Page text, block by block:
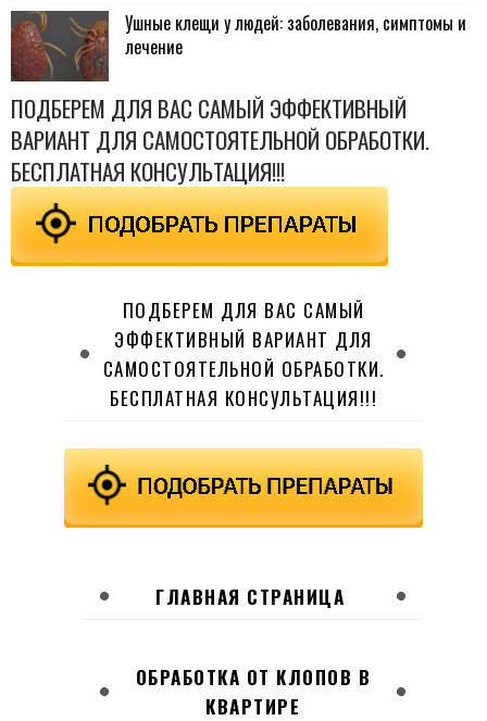
Ушные клещи у людей: заболевания, симптомы и
лечение
ПОДБЕРЕМ ДЛЯ ВАС САМЫЙ ЭФФЕКТИВНЫЙ
ВАРИАНТ ДЛЯ САМОСТОЯТЕЛЬНОЙ ОБРАБОТКИ.
БЕСПЛАТНАЯ КОНСУЛЬТАЦИЯ!!!
ПОДБЕРЕМ ДЛЯ ВАС САМЫЙ
ЭФФЕКТИВНЫЙ ВАРИАНТ ДЛЯ
САМОСТОЯТЕЛЬНОЙ ОБРАБОТКИ.
БЕСПЛАТНАЯ КОНСУЛЬТАЦИЯ!!!
ГЛАВНАЯ СТРАНИЦА
ОБРАБОТКА ОТ КЛОПОВ В
КВАРТИРЕ